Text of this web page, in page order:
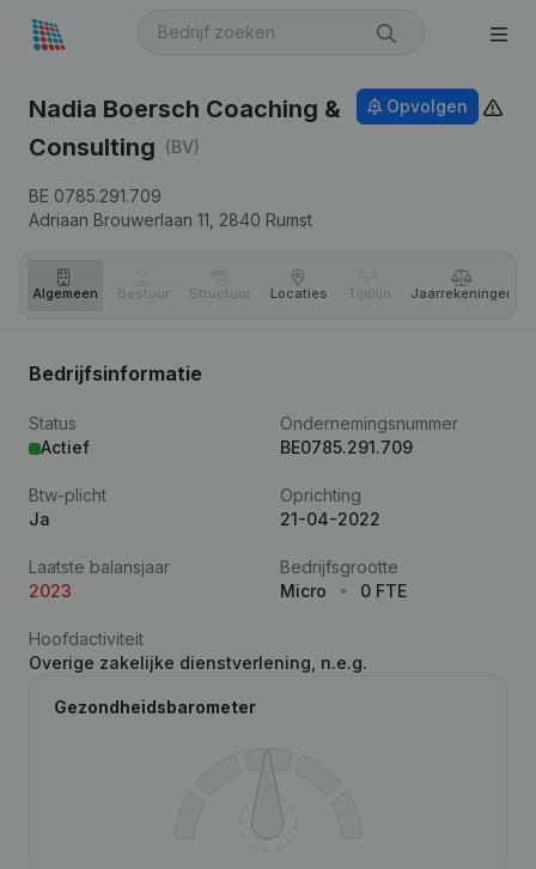
Nadia Boersch Coaching &
Consulting (BV)
BE 0785.291.709
Adriaan Brouwerlaan 11, 2840 Rumst
Opvolgen
Algemeen Bestuur Structuur Locaties Tijdlijn Jaar­rekeningen
Bedrijfsinformatie
Status
Actief
Ondernemingsnummer
BE0785.291.709
Btw-plicht
Ja
Oprichting
21-04-2022
Laatste balansjaar
2023
Bedrijfsgrootte
Micro
0 FTE
Hoofdactiviteit
Overige zakelijke dienstverlening, n.e.g.
Gezondheidsbarometer